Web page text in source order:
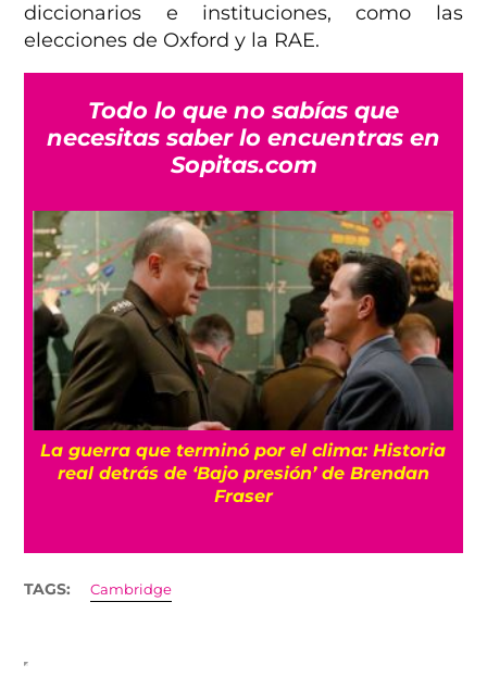
diccionarios e instituciones, como las
elecciones de Oxford y la RAE.
Todo lo que no sabías que
necesitas saber lo encuentras en
Sopitas.com
La guerra que terminó por el clima: Historia
real detrás de ‘Bajo presión’ de Brendan
Fraser
TAGS: Cambridge